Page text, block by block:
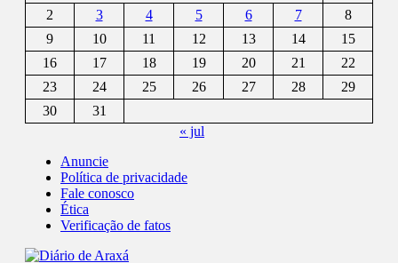
2
3 4 5 6 7
8
9
10 11 12 13 14
15
16
17 18 19 20 21
22
23
24 25 26 27 28
29
30
31
« jul
Anuncie
Política de privacidade
Fale conosco
Ética
Verificação de fatos